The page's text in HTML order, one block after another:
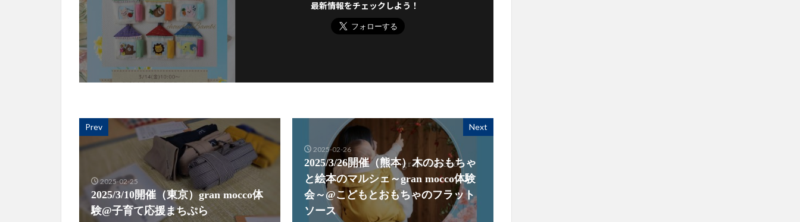
最新情報をチェックしよう！
Prev
2025-02-25
2025/3/10開催（東京）gran mocco体
験@子育て応援まちぷら
Next
2025-02-26
2025/3/26開催（熊本）木のおもちゃ
と絵本のマルシェ～gran mocco体験
会～@こどもとおもちゃのフラット
ソース